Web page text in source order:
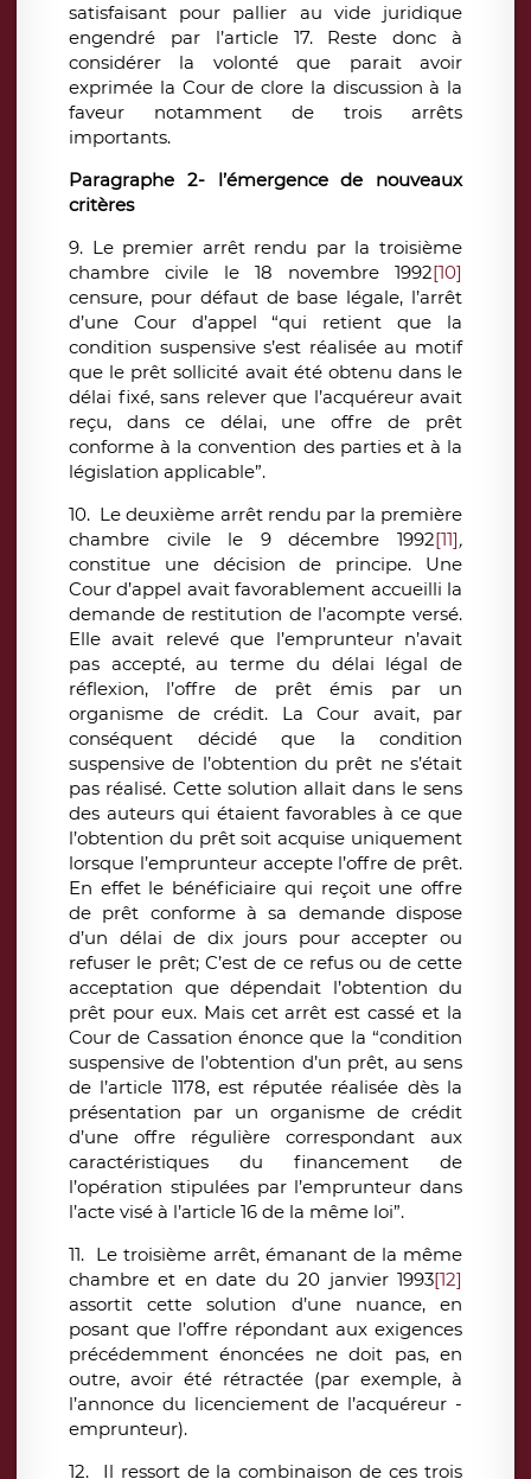
satisfaisant pour pallier au vide juridique
engendré par l’article 17. Reste donc à
considérer la volonté que parait avoir
exprimée la Cour de clore la discussion à la
faveur notamment de trois arrêts
importants.
Paragraphe 2- l’émergence de nouveaux
critères
9. Le premier arrêt rendu par la troisième
chambre civile le 18 novembre 1992[10]
censure, pour défaut de base légale, l’arrêt
d’une Cour d’appel “qui retient que la
condition suspensive s’est réalisée au motif
que le prêt sollicité avait été obtenu dans le
délai fixé, sans relever que l’acquéreur avait
reçu, dans ce délai, une offre de prêt
conforme à la convention des parties et à la
législation applicable”.
10. Le deuxième arrêt rendu par la première
chambre civile le 9 décembre 1992[11],
constitue une décision de principe. Une
Cour d’appel avait favorablement accueilli la
demande de restitution de l’acompte versé.
Elle avait relevé que l’emprunteur n’avait
pas accepté, au terme du délai légal de
réflexion, l’offre de prêt émis par un
organisme de crédit. La Cour avait, par
conséquent décidé que la condition
suspensive de l’obtention du prêt ne s’était
pas réalisé. Cette solution allait dans le sens
des auteurs qui étaient favorables à ce que
l’obtention du prêt soit acquise uniquement
lorsque l’emprunteur accepte l’offre de prêt.
En effet le bénéficiaire qui reçoit une offre
de prêt conforme à sa demande dispose
d’un délai de dix jours pour accepter ou
refuser le prêt; C’est de ce refus ou de cette
acceptation que dépendait l’obtention du
prêt pour eux. Mais cet arrêt est cassé et la
Cour de Cassation énonce que la “condition
suspensive de l’obtention d’un prêt, au sens
de l’article 1178, est réputée réalisée dès la
présentation par un organisme de crédit
d’une offre régulière correspondant aux
caractéristiques du financement de
l’opération stipulées par l’emprunteur dans
l’acte visé à l’article 16 de la même loi”.
11. Le troisième arrêt, émanant de la même
chambre et en date du 20 janvier 1993[12]
assortit cette solution d’une nuance, en
posant que l’offre répondant aux exigences
précédemment énoncées ne doit pas, en
outre, avoir été rétractée (par exemple, à
l’annonce du licenciement de l’acquéreur -
emprunteur).
12. Il ressort de la combinaison de ces trois